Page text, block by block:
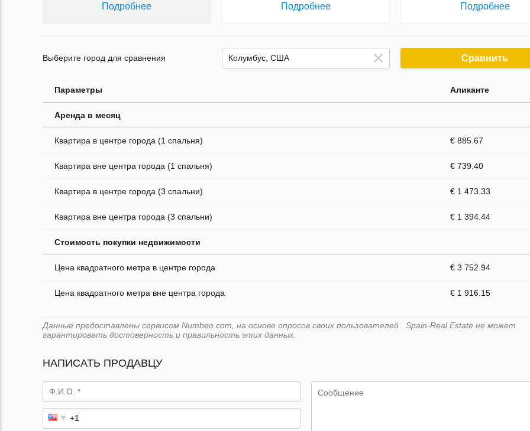
Подробнее Подробнее Подробнее
Выберите город для сравнения Сравнить
Параметры Аликанте
Аренда в месяц
Квартира в центре города (1 спальня) € 885.67
Квартира вне центра города (1 спальня) € 739.40
Квартира в центре города (3 спальни) € 1 473.33
Квартира вне центра города (3 спальни) € 1 394.44
Стоимость покупки недвижимости
Цена квадратного метра в центре города € 3 752.94
Цена квадратного метра вне центра города € 1 916.15
Данные предоставлены сервисом Numbeo.com, на основе опросов своих пользователей . Spain-Real.Estate не может
гарантировать достоверность и правильность этих данных.
НАПИСАТЬ ПРОДАВЦУ